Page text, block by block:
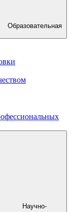
Образовательная
Научно-